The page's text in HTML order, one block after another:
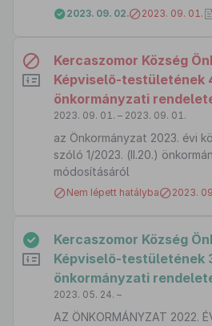
2023. 09. 02. 2023. 09. 01.
Kercaszomor Község
Képviselő-testületének
önkormányzati
2023. 09. 01. – 2023. 09. 01.
az Önkormányzat 2023. évi
szóló 1/2023. (II.20.)
módosításáról
Nem lépett hatályba 2023.
Kercaszomor Község
Képviselő-testületének
önkormányzati
2023. 05. 24. –
AZ ÖNKORMÁNYZAT 2022.